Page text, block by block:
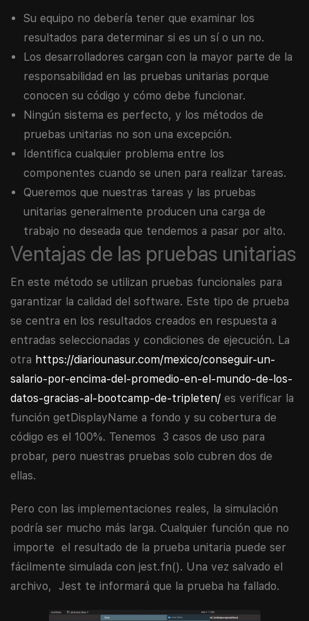
Su equipo no debería tener que examinar los
resultados para determinar si es un sí o un no.
Los desarrolladores cargan con la mayor parte de la
responsabilidad en las pruebas unitarias porque
conocen su código y cómo debe funcionar.
Ningún sistema es perfecto, y los métodos de
pruebas unitarias no son una excepción.
Identifica cualquier problema entre los
componentes cuando se unen para realizar tareas.
Queremos que nuestras tareas y las pruebas
unitarias generalmente producen una carga de
trabajo no deseada que tendemos a pasar por alto.
Ventajas de las pruebas unitarias
En este método se utilizan pruebas funcionales para
garantizar la calidad del software. Este tipo de prueba
se centra en los resultados creados en respuesta a
entradas seleccionadas y condiciones de ejecución. La
otra https://diariounasur.com/mexico/conseguir-un-
salario-por-encima-del-promedio-en-el-mundo-de-los-
datos-gracias-al-bootcamp-de-tripleten/ es verificar la
función getDisplayName a fondo y su cobertura de
código es el 100%. Tenemos 3 casos de uso para
probar, pero nuestras pruebas solo cubren dos de
ellas.
Pero con las implementaciones reales, la simulación
podría ser mucho más larga. Cualquier función que no
importe el resultado de la prueba unitaria puede ser
fácilmente simulada con jest.fn(). Una vez salvado el
archivo, Jest te informará que la prueba ha fallado.